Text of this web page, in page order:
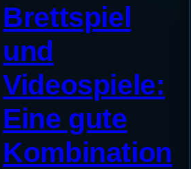
Brettspiel
und
Videospiele:
Eine gute
Kombination